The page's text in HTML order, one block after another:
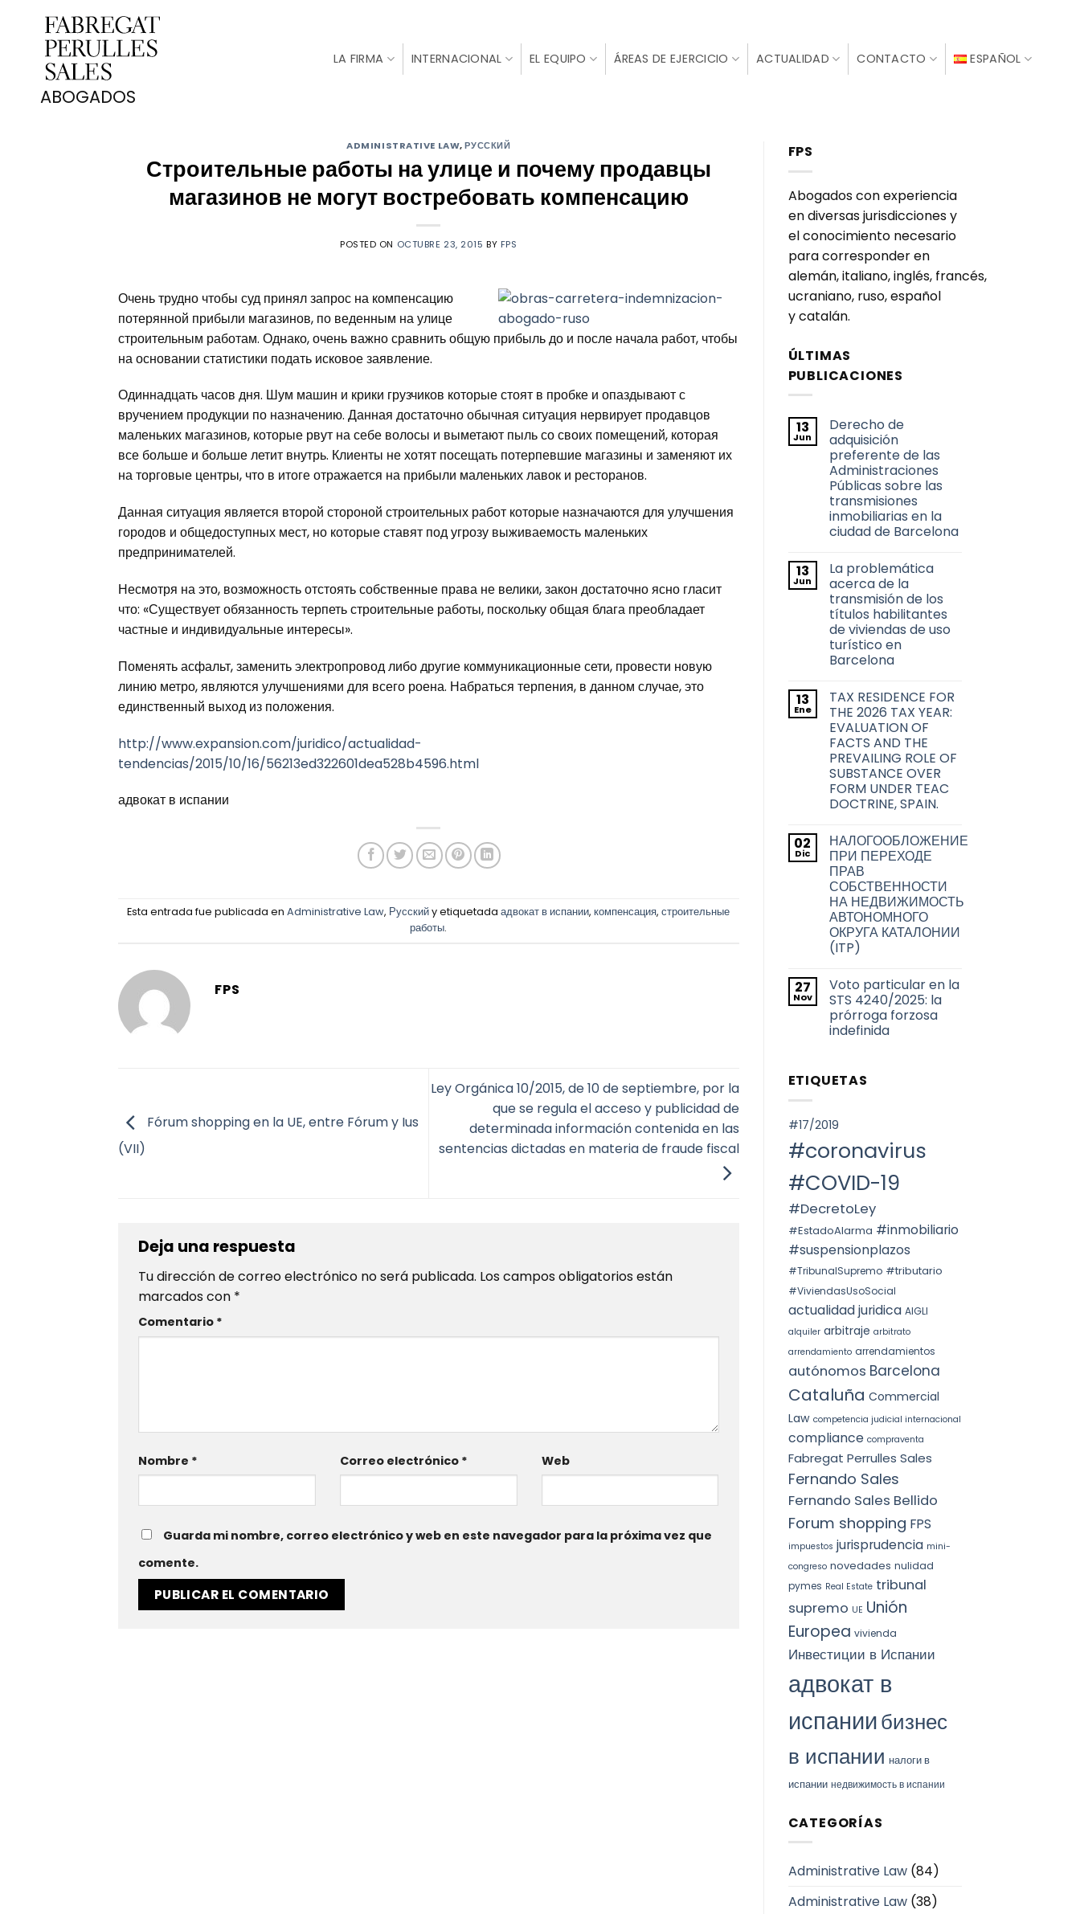
contenido
LA FIRMA INTERNACIONAL EL EQUIPO ÁREAS DE EJERCICIO ACTUALIDAD CONTACTO ESPAÑOL
ADMINISTRATIVE LAW,РУССКИЙ
Строительные работы на улице и почему продавцы
магазинов не могут востребовать компенсацию
POSTED ON OCTUBRE 23, 2015 BY FPS
Очень трудно чтобы суд принял запрос на компенсацию
потерянной прибыли магазинов, по веденным на улице
строительным работам. Однако, очень важно сравнить общую прибыль до и после начала работ, чтобы
на основании статистики подать исковое заявление.
Одиннадцать часов дня. Шум машин и крики грузчиков которые стоят в пробке и опаздывают с
вручением продукции по назначению. Данная достаточно обычная ситуация нервирует продавцов
маленьких магазинов, которые рвут на себе волосы и выметают пыль со своих помещений, которая
все больше и больше летит внутрь. Клиенты не хотят посещать потерпевшие магазины и заменяют их
на торговые центры, что в итоге отражается на прибыли маленьких лавок и ресторанов.
Данная ситуация является второй стороной строительных работ которые назначаются для улучшения
городов и общедоступных мест, но которые ставят под угрозу выживаемость маленьких
предпринимателей.
Несмотря на это, возможность отстоять собственные права не велики, закон достаточно ясно гласит
что: «Существует обязанность терпеть строительные работы, поскольку общая блага преобладает
частные и индивидуальные интересы».
Поменять асфальт, заменить электропровод либо другие коммуникационные сети, провести новую
линию метро, являются улучшениями для всего роена. Набраться терпения, в данном случае, это
единственный выход из положения.
http://www.expansion.com/juridico/actualidad-
tendencias/2015/10/16/56213ed322601dea528b4596.html
адвокат в испании
Esta entrada fue publicada enAdministrative Law, Русскийy etiquetadaадвокат в испании,компенсация,строительные
работы.
FPS
Fórum shopping en la UE, entre Fórum y Ius
(VII)
Ley Orgánica 10/2015, de 10 de septiembre, por la
que se regula el acceso y publicidad de
determinada información contenida en las
sentencias dictadas en materia de fraude fiscal
Deja una respuesta
Tu dirección de correo electrónico no será publicada. Los campos obligatorios están
marcados con *
Comentario *
Nombre * Correo electrónico * Web
Guarda mi nombre, correo electrónico y web en este navegador para la próxima vez que
comente.
FPS
Abogados con experiencia
en diversas jurisdicciones y
el conocimiento necesario
para corresponder en
alemán, italiano, inglés, francés,
ucraniano, ruso, español
y catalán.
ÚLTIMAS
PUBLICACIONES
13
Jun
Derecho de
adquisición
preferente de las
Administraciones
Públicas sobre las
transmisiones
inmobiliarias en la
ciudad de Barcelona
comentarios
en
Derecho
de
adquisición
preferente
de
las
Administraciones
Públicas
transmisiones
inmobiliarias
en
la
ciudad
de
Barcelona
13
Jun
La problemática
acerca de la
transmisión de los
títulos habilitantes
de viviendas de uso
turístico en
Barcelona
comentarios
en
La
problemática
acerca
de
la
transmisión
de
los
títulos
habilitantes
de
uso
turístico
en
Barcelona
13
Ene
TAX RESIDENCE FOR
THE 2026 TAX YEAR:
EVALUATION OF
FACTS AND THE
PREVAILING ROLE OF
SUBSTANCE OVER
FORM UNDER TEAC
DOCTRINE, SPAIN.
comentarios
en
TAX
RESIDENCE
FOR
THE
2026
TAX
YEAR:
EVALUATION
OF
FACTS
PREVAILING
ROLE
OF
SUBSTANCE
OVER
FORM
SPAIN.
02
Dic
НАЛОГООБЛОЖЕНИЕ
ПРИ ПЕРЕХОДЕ
ПРАВ
СОБСТВЕННОСТИ
НА НЕДВИЖИМОСТЬ
АВТОНОМНОГО
ОКРУГА КАТАЛОНИИ
(ITP)
comentarios
en
НАЛОГООБЛОЖЕНИЕ
ПРИ
ПЕРЕХОДЕ
ПРАВ
АВТОНОМНОГО
ОКРУГА
27
Nov
Voto particular en la
STS 4240/2025: la
prórroga forzosa
indefinida
en
Voto
la
STS
la
prórroga
indefinida
ETIQUETAS
#17/2019
#coronavirus
#COVID-19
#DecretoLey
#EstadoAlarma #inmobiliario
#suspensionplazos
#TribunalSupremo #tributario
#ViviendasUsoSocial
actualidad juridica AIGLI
alquiler arbitraje arbitrato
arrendamiento arrendamientos
autónomos Barcelona
Cataluña Commercial
Law competencia judicial internacional
compliance compraventa
Fabregat Perrulles Sales
Fernando Sales
Fernando Sales Bellido
Forum shopping FPS
impuestos jurisprudencia mini-
congreso novedades nulidad
pymes Real Estate tribunal
supremo UE Unión
Europea vivienda
Инвестиции в Испании
адвокат в
испаниибизнес
в испании налоги в
испании недвижимость в испании
CATEGORÍAS
Administrative Law(84)
Administrative Law(38)